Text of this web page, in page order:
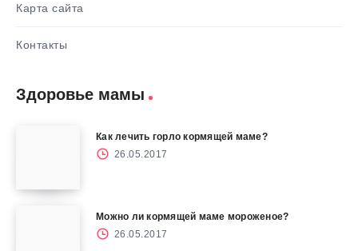
Карта сайта
Контакты
Здоровье мамы
Как лечить горло кормящей маме?
26.05.2017
Можно ли кормящей маме мороженое?
26.05.2017